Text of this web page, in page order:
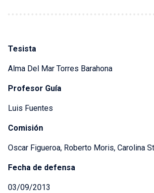
Tesista
Alma Del Mar Torres Barahona
Profesor Guía
Luis Fuentes
Comisión
Oscar Figueroa, Roberto Moris, Carolina
Fecha de defensa
03/09/2013